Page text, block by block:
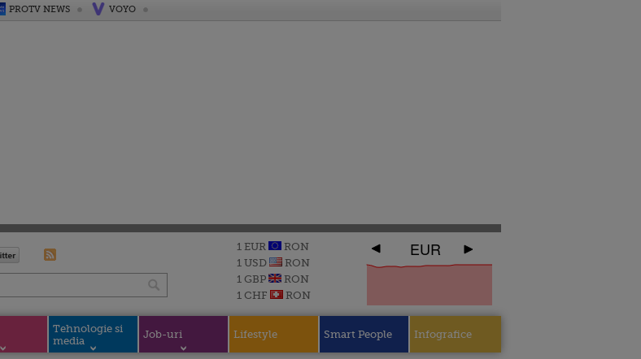
PROTV NEWS VOYO
1 EUR
RON
1 USD
RON
1 GBP
RON
1 CHF
RON
EUR
Tehnologie si
media
Job-uri Lifestyle Smart People Infografice